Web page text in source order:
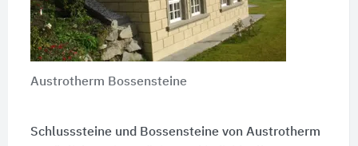
Austrotherm Bossensteine
Schlusssteine und Bossensteine von Austrotherm